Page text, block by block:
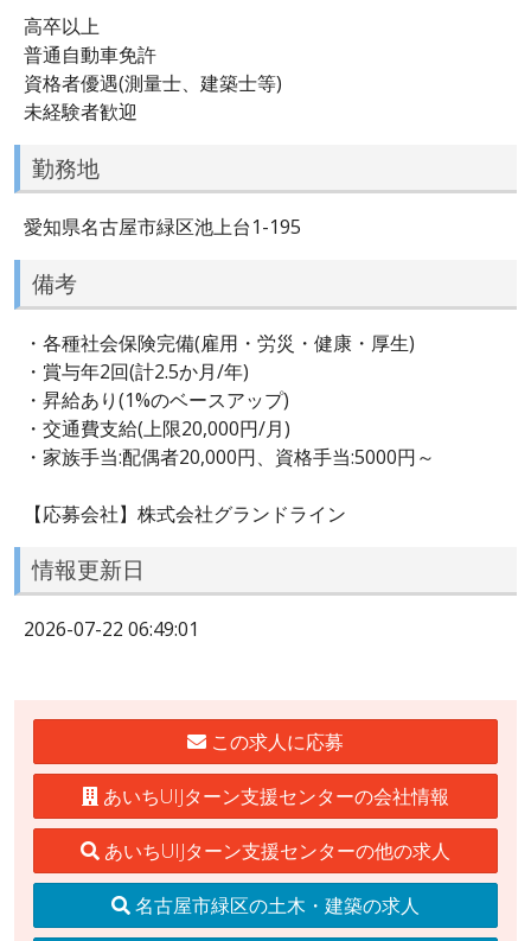
高卒以上
普通自動車免許
資格者優遇(測量士、建築士等)
未経験者歓迎
勤務地
愛知県名古屋市緑区池上台1-195
備考
・各種社会保険完備(雇用・労災・健康・厚生)
・賞与年2回(計2.5か月/年)
・昇給あり(1%のベースアップ)
・交通費支給(上限20,000円/月)
・家族手当:配偶者20,000円、資格手当:5000円～
【応募会社】株式会社グランドライン
情報更新日
2026-07-22 06:49:01
この求人に応募
あいちUIJターン支援センターの会社情報
あいちUIJターン支援センターの他の求人
名古屋市緑区の土木・建築の求人